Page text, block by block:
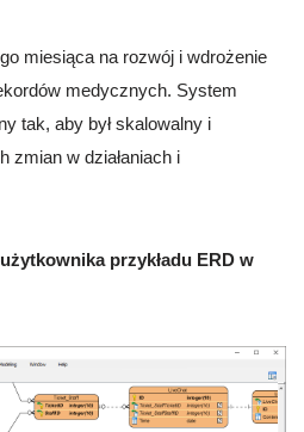
miesiąca na rozwój i wdrożenie
medycznych. System
tak, aby był skalowalny i
zmian w działaniach i
przykładu ERD w